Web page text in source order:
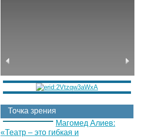
Точка зрения
Магомед Алиев:
«Театр – это гибкая и